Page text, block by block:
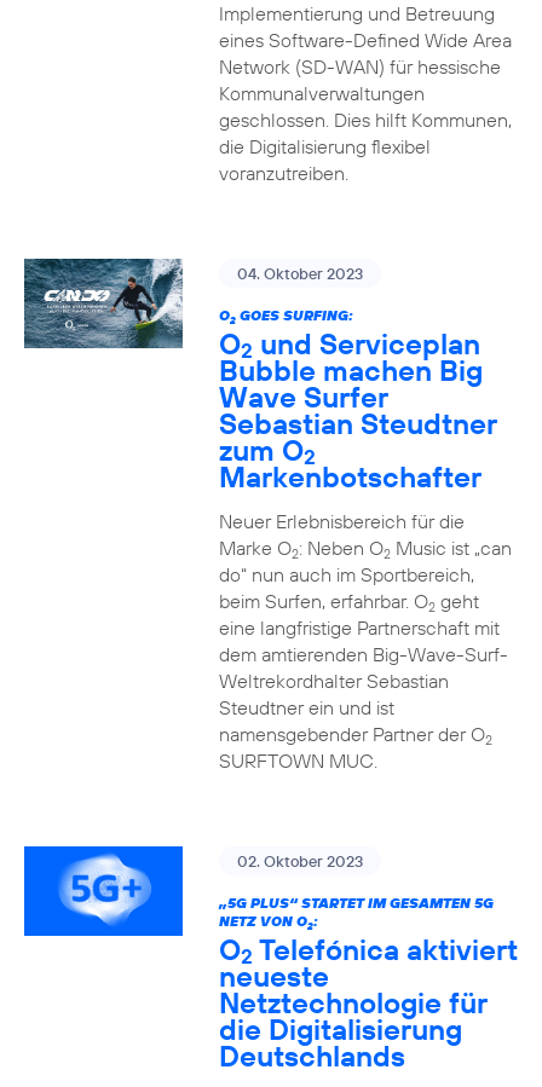
Implementierung und Betreuung
eines Software-Defined Wide Area
Network (SD-WAN) für hessische
Kommunalverwaltungen
geschlossen. Dies hilft Kommunen,
die Digitalisierung flexibel
voranzutreiben.
04. Oktober 2023
O2GOES SURFING:
O2 und Serviceplan
Bubble machen Big
Wave Surfer
Sebastian Steudtner
zum O2
Markenbotschafter
Neuer Erlebnisbereich für die
Marke O2: Neben O2Music ist „can
do“ nun auch im Sportbereich,
beim Surfen, erfahrbar. O2geht
eine langfristige Partnerschaft mit
dem amtierenden Big-Wave-Surf-
Weltrekordhalter Sebastian
Steudtner ein und ist
namensgebender Partner der O2
SURFTOWN MUC.
02. Oktober 2023
„5G PLUS“ STARTET IM GESAMTEN 5G
NETZ VON O2:
O2 Telefónica aktiviert
neueste
Netztechnologie für
die Digitalisierung
Deutschlands